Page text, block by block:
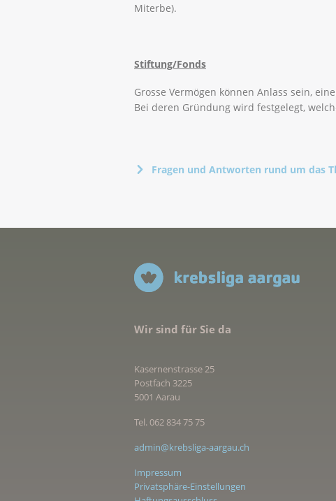
Miterbe).
Stiftung/Fonds
Grosse Vermögen können Anlass sein,
Bei deren Gründung wird festgelegt,
Fragen und Antworten rund um das
Wir sind für Sie da
Kasernenstrasse 25
Postfach 3225
5001 Aarau
Tel. 062 834 75 75
admin@krebsliga-aargau.ch
Impressum
Privatsphäre-Einstellungen